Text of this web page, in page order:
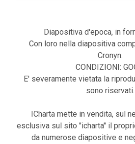
Diapositiva d'epoca, in
Con loro nella diapositiva
Cronyn.
CONDIZIONI:
E' severamente vietata la
sono riservati.
ICharta mette in vendita, sul
esclusiva sul sito "icharta" il
da numerose diapositive e